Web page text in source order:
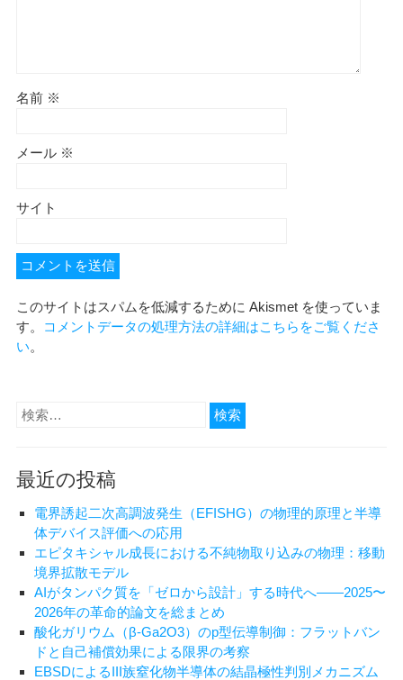
名前 ※
メール ※
サイト
このサイトはスパムを低減するために Akismet を使っていま
す。
コメントデータの処理方法の詳細はこちらをご覧くださ
い。
検
最近の投稿
電界誘起二次高調波発生（EFISHG）の物理的原理と半導
体デバイス評価への応用
エピタキシャル成長における不純物取り込みの物理：移動
境界拡散モデル
AIがタンパク質を「ゼロから設計」する時代へ——2025〜
2026年の革命的論文を総まとめ
酸化ガリウム（β-Ga2O3）のp型伝導制御：フラットバン
ドと自己補償効果による限界の考察
EBSDによるIII族窒化物半導体の結晶極性判別メカニズム